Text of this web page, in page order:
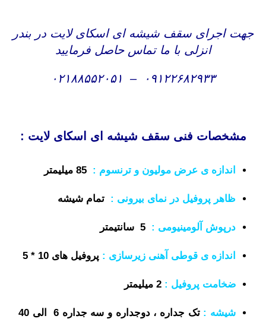
جهت اجرای سقف شیشه ای اسکای لایت در بندر
انزلی با ما تماس حاصل فرمایید
۰۹۱۲۲۶۸۲۹۳۳ – ۰۲۱۸۸۵۵۲۰۵۱
مشخصات فنی سقف شیشه ای اسکای لایت :
اندازه ی عرض مولیون و ترنسوم :
ظاهر پروفیل در نمای بیرونی : تمام شیشه
درپوش آلومینیومی :
اندازه ی قوطی آهنی زیرسازی : پروفیل های 10 * 5
ضخامت پروفیل : 2 میلیمتر
شیشه : تک جداره ، دوجداره و سه جداره 6 الی 40